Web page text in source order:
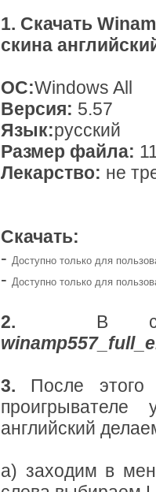
1. Скачать
скина
ОС:Windows All
Версия: 5.57
Язык:русский
Размер файла:
Лекарство: не
Скачать:
- Доступно только для
- Доступно только для
2. В
3. После этого
проигрывателе
английский
а) заходим в